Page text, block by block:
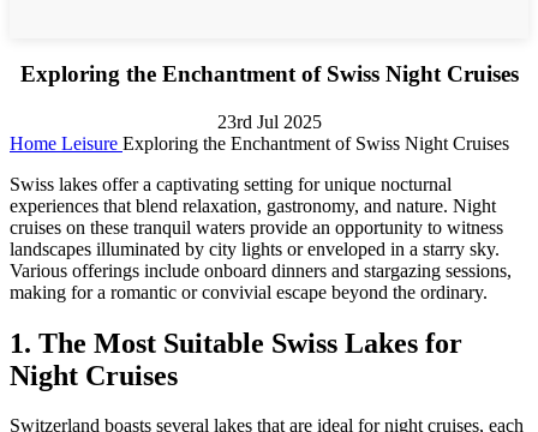
Exploring the Enchantment of Swiss Night Cruises
23rd Jul 2025
Home Leisure Exploring the Enchantment of Swiss Night Cruises
Swiss lakes offer a captivating setting for unique nocturnal
experiences that blend relaxation, gastronomy, and nature. Night
cruises on these tranquil waters provide an opportunity to witness
landscapes illuminated by city lights or enveloped in a starry sky.
Various offerings include onboard dinners and stargazing sessions,
making for a romantic or convivial escape beyond the ordinary.
1. The Most Suitable Swiss Lakes for
Night Cruises
Switzerland boasts several lakes that are ideal for night cruises, each